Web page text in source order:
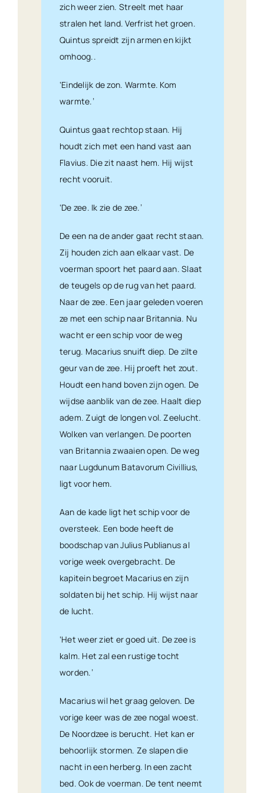
zich weer zien. Streelt met haar
stralen het land. Verfrist het groen.
Quintus spreidt zijn armen en kijkt
omhoog..
‘Eindelijk de zon. Warmte. Kom
warmte.’
Quintus gaat rechtop staan. Hij
houdt zich met een hand vast aan
Flavius. Die zit naast hem. Hij wijst
recht vooruit.
‘De zee. Ik zie de zee.’
De een na de ander gaat recht staan.
Zij houden zich aan elkaar vast. De
voerman spoort het paard aan. Slaat
de teugels op de rug van het paard.
Naar de zee. Een jaar geleden voeren
ze met een schip naar Britannia. Nu
wacht er een schip voor de weg
terug. Macarius snuift diep. De zilte
geur van de zee. Hij proeft het zout.
Houdt een hand boven zijn ogen. De
wijdse aanblik van de zee. Haalt diep
adem. Zuigt de longen vol. Zeelucht.
Wolken van verlangen. De poorten
van Britannia zwaaien open. De weg
naar Lugdunum Batavorum Civillius,
ligt voor hem.
Aan de kade ligt het schip voor de
oversteek. Een bode heeft de
boodschap van Julius Publianus al
vorige week overgebracht. De
kapitein begroet Macarius en zijn
soldaten bij het schip. Hij wijst naar
de lucht.
‘Het weer ziet er goed uit. De zee is
kalm. Het zal een rustige tocht
worden.’
Macarius wil het graag geloven. De
vorige keer was de zee nogal woest.
De Noordzee is berucht. Het kan er
behoorlijk stormen. Ze slapen die
nacht in een herberg. In een zacht
bed. Ook de voerman. De tent neemt